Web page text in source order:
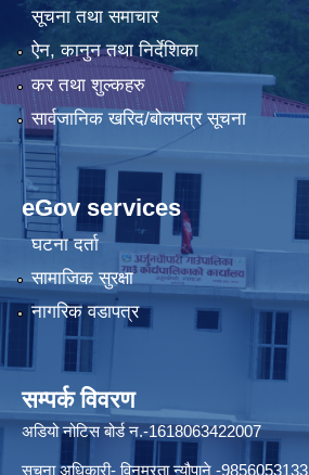
सूचना तथा समाचार
ऐन, कानुन तथा निर्देशिका
कर तथा शुल्कहरु
सार्वजानिक खरिद/बोलपत्र सूचना
eGov services
घटना दर्ता
सामाजिक सुरक्षा
नागरिक वडापत्र
सम्पर्क विवरण
अडियो नोटिस बोर्ड न.-1618063422007
सुचना अधिकारी- विनम्रता न्यौपाने -9856053133